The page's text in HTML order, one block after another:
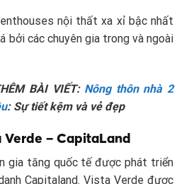
nội thất xa xỉ bậc nhất
bởi các chuyên gia trong và ngoài
BÀI VIẾT: Nông thôn nhà 2
: Sự tiết kệm và vẻ đẹp
Verde – CapitaLand
gia tăng quốc tế được phát triển
Capitaland. Vista Verde được